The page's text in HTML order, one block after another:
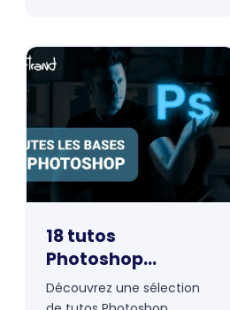
votre rythme, pour booster
vos projets créatifs
18 tutos
Photoshop
gratuits pour
améliorer vos
Découvrez une sélection